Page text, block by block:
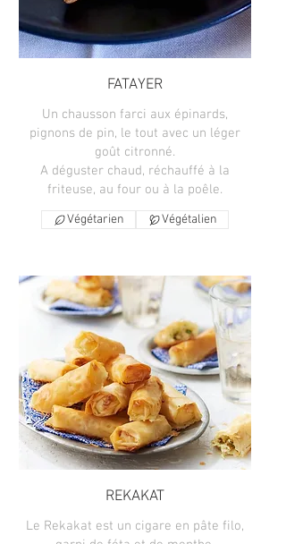
FATAYER
Un chausson farci aux épinards,
pignons de pin, le tout avec un léger
goût citronné.
A déguster chaud, réchauffé à la
friteuse, au four ou à la poêle.
Végétarien Végétalien
REKAKAT
Le Rekakat est un cigare en pâte filo,